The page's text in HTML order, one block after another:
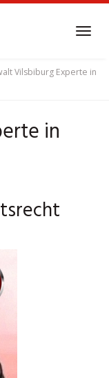
Vilsbiburg Experte in
in